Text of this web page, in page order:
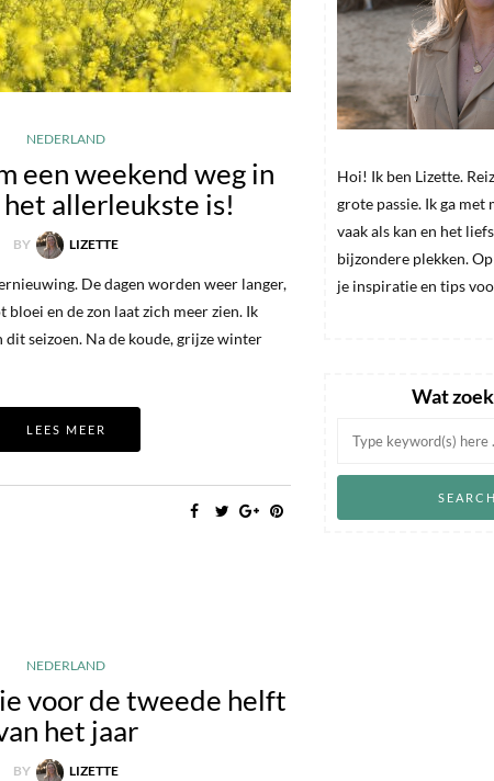
NEDERLAND
een weekend weg in
allerleukste is!
BY LIZETTE
De dagen worden weer langer,
en de zon laat zich meer zien. Ik
seizoen. Na de koude, grijze winter
LEES MEER
NEDERLAND
voor de tweede helft
het jaar
BY LIZETTE
Hoi! Ik ben Lizette.
grote passie. Ik ga met
vaak als kan en het
bijzondere plekken.
je inspiratie en tips
Wat